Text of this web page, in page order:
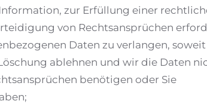
zur Erfüllung einer
von Rechtsansprüchen
Daten zu verlangen,
ablehnen und wir die Daten
benötigen oder Sie